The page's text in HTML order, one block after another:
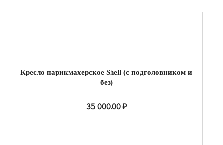
Кресло парикмахерское Shell (с подголовником и
без)
35 000.00₽